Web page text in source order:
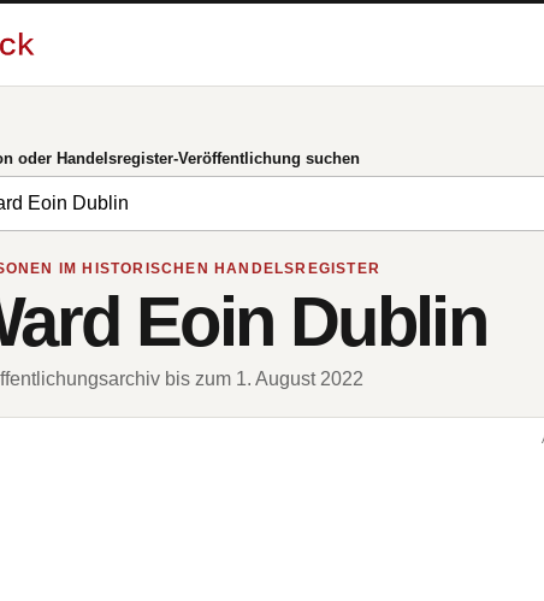
oder Handelsregister-Veröffentlichung suchen
IM HISTORISCHEN HANDELSREGISTER
Eoin Dublin
bis zum 1. August 2022